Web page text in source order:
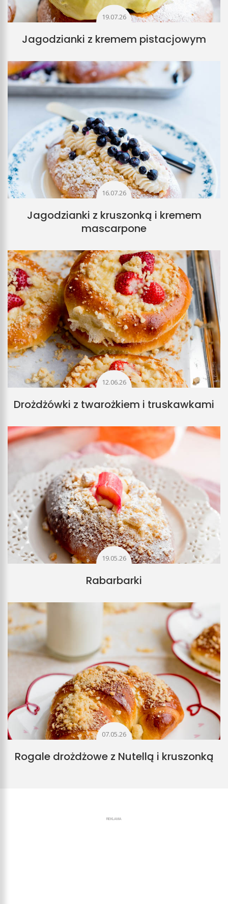
19.07.26
Jagodzianki z kremem pistacjowym
16.07.26
Jagodzianki z kruszonką i kremem
mascarpone
12.06.26
Drożdżówki z twarożkiem i truskawkami
19.05.26
Rabarbarki
07.05.26
Rogale drożdżowe z Nutellą i kruszonką
REKLAMA